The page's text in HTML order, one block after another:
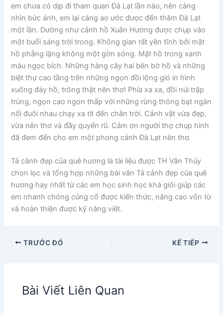
em chưa có dịp đi tham quan Đà Lạt lần nào, nên càng
nhìn bức ảnh, em lại càng ao ước được đến thăm Đà Lạt
một lần. Dường như cảnh hồ Xuân Hương được chụp vào
một buổi sáng trời trong. Không gian rất yên tĩnh bởi mặt
hồ phẳng lặng không một gờn sóng. Mặt hồ trong xanh
màu ngọc bích. Những hàng cây hai bên bờ hồ và những
biệt thự cao tầng trên những ngọn đồi lộng gió in hình
xuống đáy hồ, trông thật nên thơ! Phía xa xa, đồi núi trập
trùng, ngọn cao ngọn thấp với những rừng thông bạt ngàn
nối đuôi nhau chạy xa tít đến chân trời. Cảnh vật vừa đẹp,
vừa nên thơ và đầy quyến rũ. Cám ơn người thợ chụp hình
đã đem đến cho em một phong cảnh Đà Lạt nên thơ.
Tả cảnh đẹp của quê hương là tài liệu được TH Văn Thủy
chọn lọc và tổng hợp những bài văn Tả cảnh đẹp của quê
hương hay nhất từ các em học sinh học khá giỏi giúp các
em nhanh chóng củng cố được kiến thức, nâng cao vốn từ
và hoàn thiện được kỹ năng viết.
TRƯỚC ĐÓ KẾ TIẾP
Bài Viết Liên Quan